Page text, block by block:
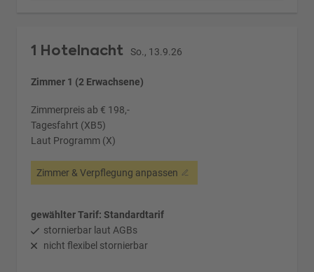
1 Hotelnacht So., 13.9.26
Zimmer 1 (2 Erwachsene)
Zimmerpreis ab € 198,-
Tagesfahrt (XB5)
Laut Programm (X)
Zimmer & Verpflegung anpassen
gewählter Tarif: Standardtarif
stornierbar laut AGBs
nicht flexibel stornierbar